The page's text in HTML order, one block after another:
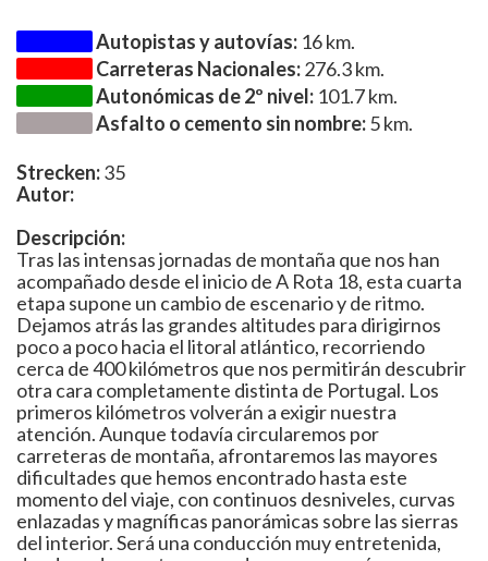
Autopistas y autovías: 16 km.
Carreteras Nacionales:276.3 km.
Autonómicas de 2º nivel: 101.7 km.
Asfalto o cemento sin nombre:5 km.
Strecken:35
Autor:
Descripción:
Tras las intensas jornadas de montaña que nos han
acompañado desde el inicio de A Rota 18, esta cuarta
etapa supone un cambio de escenario y de ritmo.
Dejamos atrás las grandes altitudes para dirigirnos
poco a poco hacia el litoral atlántico, recorriendo
cerca de 400 kilómetros que nos permitirán descubrir
otra cara completamente distinta de Portugal. Los
primeros kilómetros volverán a exigir nuestra
atención. Aunque todavía circularemos por
carreteras de montaña, afrontaremos las mayores
dificultades que hemos encontrado hasta este
momento del viaje, con continuos desniveles, curvas
enlazadas y magníficas panorámicas sobre las sierras
del interior. Será una conducción muy entretenida,